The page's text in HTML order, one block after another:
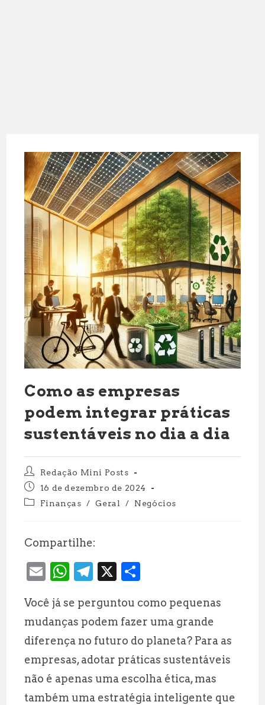
Como as empresas
podem integrar práticas
sustentáveis no dia a dia
Autor
do
post:
Redação Mini Posts
Post
publicado:
16 de dezembro de 2024
Categoria
Finanças / Geral / Negócios
Compartilhe:
E
ai
l
W
at
s
A
p
p
T
e
g
r
a
m
X
a
r
e
Você já se perguntou como pequenas
mudanças podem fazer uma grande
diferença no futuro do planeta? Para as
empresas, adotar práticas sustentáveis
não é apenas uma escolha ética, mas
também uma estratégia inteligente que